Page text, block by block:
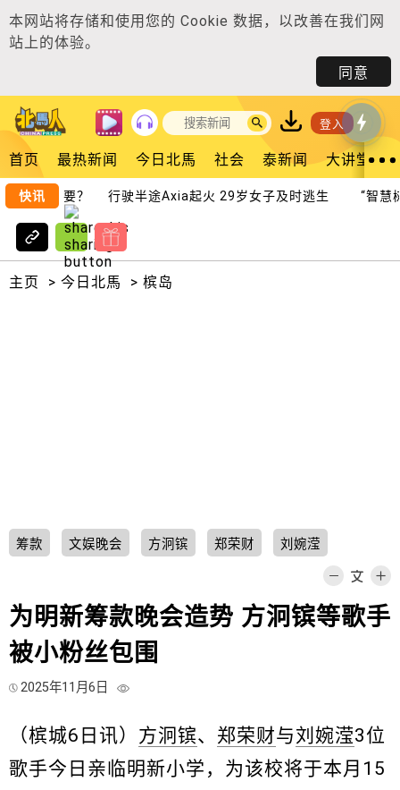
本网站将存储和使用您的 Cookie 数据，以改善在我们网
站上的体验。
同意
登入
首页 最热新闻 今日北馬 社会 泰新闻 大讲堂
快讯
更重要？ 行驶半途Axia起火 29岁女子及时逃生 “智慧树
主页 > 今日北馬 > 槟岛
筹款 文娱晚会 方泂镔 郑荣财 刘婉滢
为明新筹款晚会造势 方泂镔等歌手
被小粉丝包围
2025年11月6日
（槟城6日讯） 方泂镔、 郑荣财与刘婉滢3位
歌手今日亲临明新小学，为该校将于本月15